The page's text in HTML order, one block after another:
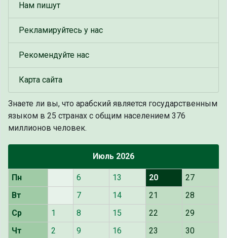
Нам пишут
Рекламируйтесь у нас
Рекомендуйте нас
Карта сайта
Знаете ли вы, что арабский является государственным
языком в 25 странах с общим населением 376
миллионов человек.
Июль 2026
Пн 6 13 20
27
Вт
7 14 21
28
Ср
1 8 15 22
29
Чт
2 9 16 23 30